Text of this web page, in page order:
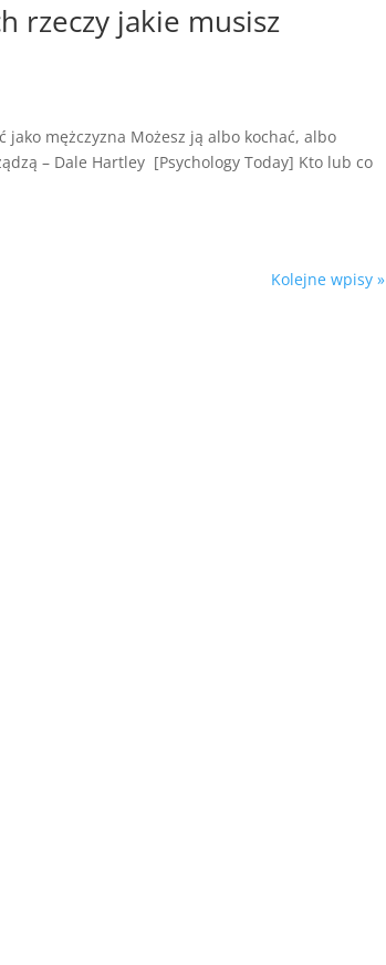
rzeczy jakie musisz
mężczyzna Możesz ją albo kochać, albo
– Dale Hartley [Psychology Today] Kto lub co
Kolejne wpisy »